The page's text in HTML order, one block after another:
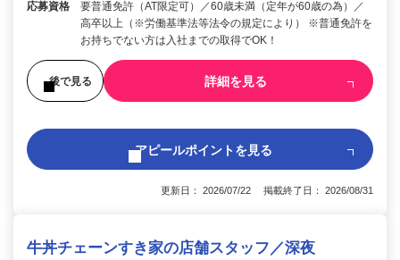
応募資格
要普通免許（AT限定可）／60歳未満（定年が60歳の為）／
高卒以上（※労働基準法等法令の規定により） ※普通免許を
お持ちでない方は入社までの取得でOK！
後で見る 詳細を見る
アピールポイントを見る
更新日： 2026/07/22 掲載終了日： 2026/08/31
牛丼チェーンすき家の店舗スタッフ／深夜